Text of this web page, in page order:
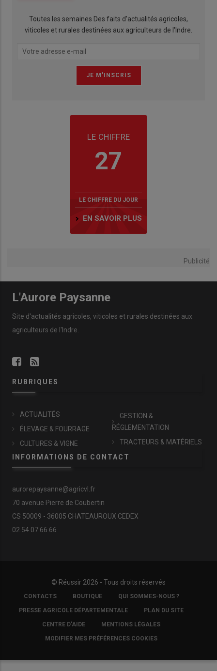
Toutes les semaines Des faits d'actualités agricoles,
viticoles et rurales destinées aux agriculteurs de l'Indre.
LE CHIFFRE
27
LE CHIFFRE DU JOUR
EN SAVOIR PLUS
Publicité
L'Aurore Paysanne
Site d'actualités agricoles, viticoles et rurales destinées aux
agriculteurs de l'Indre.
RUBRIQUES
ACTUALITÉS
ÉLEVAGE & FOURRAGE
CULTURES & VIGNE
GESTION &
RÉGLEMENTATION
TRACTEURS & MATÉRIELS
INFORMATIONS DE CONTACT
aurorepaysanne@agricvl.fr
70 avenue Pierre de Coubertin
CS 50009 - 36005 CHATEAUROUX CEDEX
02.54.07.66.66
© Réussir 2026 - Tous droits réservés
FOOTER
COPYRIGHT
CONTACTS BOUTIQUE QUI SOMMES-NOUS ?
PRESSE AGRICOLE DÉPARTEMENTALE PLAN DU SITE
CENTRE D'AIDE MENTIONS LÉGALES
MODIFIER MES PRÉFÉRENCES COOKIES